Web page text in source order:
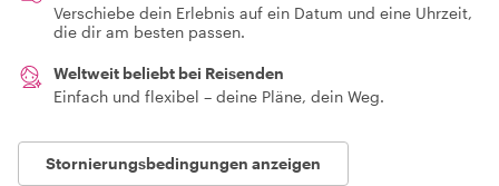
Verschiebe dein Erlebnis auf ein Datum und eine Uhrzeit,
die dir am besten passen.
Weltweit beliebt bei Reisenden
Einfach und flexibel – deine Pläne, dein Weg.
Stornierungsbedingungen anzeigen